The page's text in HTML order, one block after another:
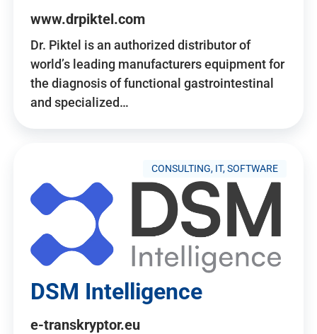
www.drpiktel.com
Dr. Piktel is an authorized distributor of
world’s leading manufacturers equipment for
the diagnosis of functional gastrointestinal
and specialized…
CONSULTING, IT, SOFTWARE
DSM Intelligence
e-transkryptor.eu